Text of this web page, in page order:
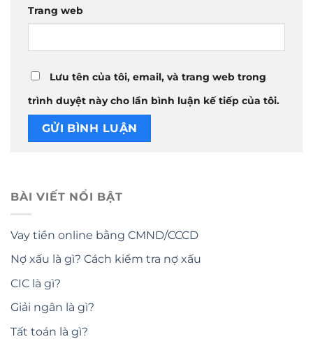
Trang web
Lưu tên của tôi, email, và trang web trong
trình duyệt này cho lần bình luận kế tiếp của tôi.
BÀI VIẾT NỔI BẬT
Vay tiền online bằng CMND/CCCD
Nợ xấu là gì? Cách kiểm tra nợ xấu
CIC là gì?
Giải ngân là gì?
Tất toán là gì?